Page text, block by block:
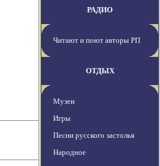
РАДИО
Читают и поют авторы РП
ОТДЫХ
Музеи
Игры
Песни русского застолья
Народное